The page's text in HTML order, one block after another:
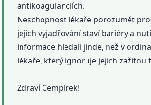
antikoagulanciích.
Neschopnost lékaře porozumět
jejich vyjadřování staví bariéry a
informace hledali jinde, než v
lékaře, který ignoruje jejich zažitou
Zdraví Cempírek!